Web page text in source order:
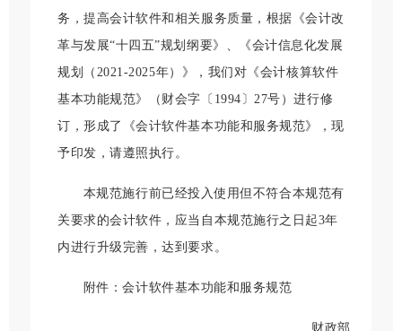
务，提高会计软件和相关服务质量，根据《会计改
革与发展“十四五”规划纲要》、《会计信息化发展
规划（2021-2025年）》，我们对《会计核算软件
基本功能规范》（财会字〔1994〕27号）进行修
订，形成了《会计软件基本功能和服务规范》，现
予印发，请遵照执行。
本规范施行前已经投入使用但不符合本规范有
关要求的会计软件，应当自本规范施行之日起3年
内进行升级完善，达到要求。
附件：会计软件基本功能和服务规范
财政部